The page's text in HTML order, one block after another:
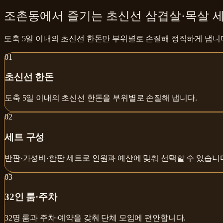
조촌동에서 즐기는 초신선 삼겹살·목살
도축 5일 이내의 초신선 한돈만 부위별로 손질해 정직하게 냅니
01
초신선 한돈
도축 5일 이내의 초신선 한돈을 부위별로 손질해 냅니다.
02
세트 구성
반판·가성비·한판 세트로 인원과 예산에 맞춰 선택할 수 있습니
03
32인 룸·주차
32명 룸과 주차·예약을 갖춰 단체 모임에 편안합니다.